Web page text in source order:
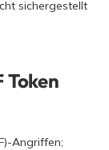
sichergestellt
Token
Angriffen;